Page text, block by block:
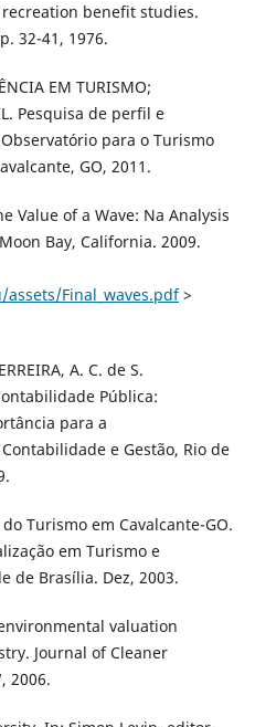
recreation benefit studies.
32-41, 1976.
EM TURISMO;
Pesquisa de perfil e
para o Turismo
GO, 2011.
Value of a Wave: Na Analysis
Bay, California. 2009.
Final_waves.pdf>
A. C. de S.
Pública:
para a
e Gestão, Rio de
Turismo em Cavalcante-GO.
em Turismo e
de Brasília. Dez, 2003.
valuation
Journal of Cleaner
2006.